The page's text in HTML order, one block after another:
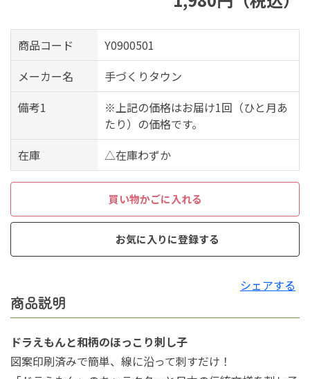
商品コード
Y0900501
メーカー名
手づくりタウン
備考1
※上記の価格はお届け1回（ひと月あ
たり）の価格です。
在庫
△在庫わずか
買い物かごに入れる
お気に入りに登録する
シェアする
商品説明
ドラえもんと和柄のほっこり刺し子
図案印刷済みで簡単、線に沿って刺すだけ！